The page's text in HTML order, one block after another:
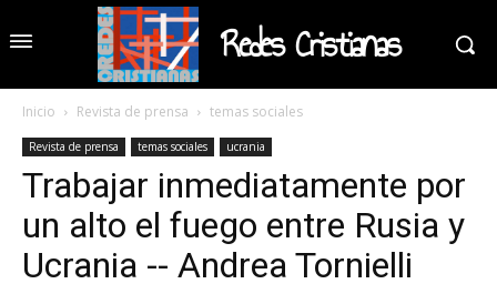
Redes Cristianas
Inicio Revista de prensa temas sociales
Revista de prensa temas sociales ucrania
Trabajar inmediatamente por
un alto el fuego entre Rusia y
Ucrania -- Andrea Tornielli